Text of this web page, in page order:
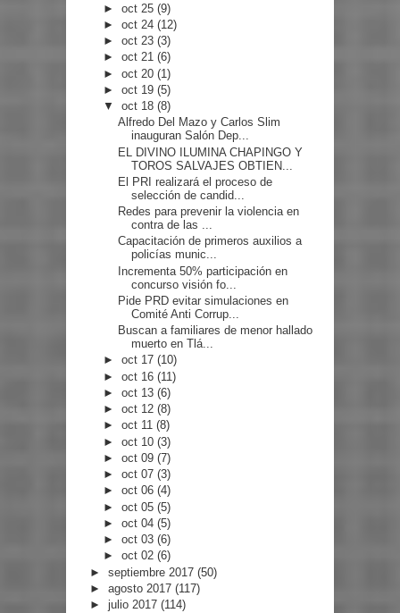
►oct 25(9)
►oct 24(12)
►oct 23(3)
►oct 21(6)
►oct 20(1)
►oct 19(5)
▼oct 18(8)
Alfredo Del Mazo y Carlos Slim
inauguran Salón Dep...
EL DIVINO ILUMINA CHAPINGO Y
TOROS SALVAJES OBTIEN...
El PRI realizará el proceso de
selección de candid...
Redes para prevenir la violencia en
contra de las ...
Capacitación de primeros auxilios a
policías munic...
Incrementa 50% participación en
concurso visión fo...
Pide PRD evitar simulaciones en
Comité Anti Corrup...
Buscan a familiares de menor hallado
muerto en Tlá...
►oct 17(10)
►oct 16(11)
►oct 13(6)
►oct 12(8)
►oct 11(8)
►oct 10(3)
►oct 09(7)
►oct 07(3)
►oct 06(4)
►oct 05(5)
►oct 04(5)
►oct 03(6)
►oct 02(6)
► septiembre 2017 (50)
► agosto 2017 (117)
► julio 2017 (114)